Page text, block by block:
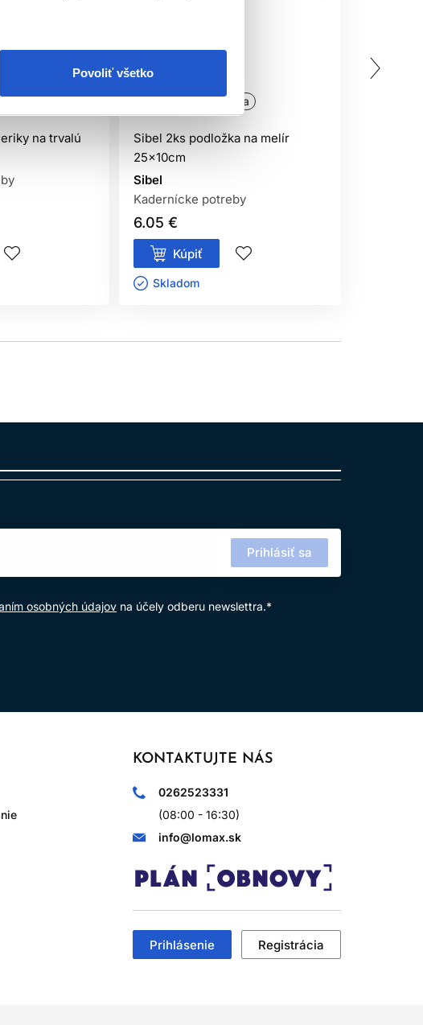
Povoliť všetko
na trvalú
Oficiálna distribúcia
Sibel 2ks podložka na melír
25x10cm
Sibel
Kadernícke potreby
6.05 €
Kúpiť
Skladom ㅤ
Prihlásiť sa
osobných údajov na účely odberu newslettra.*
KONTAKTUJTE NÁS
0262523331
(08:00 - 16:30)
info@lomax.sk
Prihlásenie Registrácia